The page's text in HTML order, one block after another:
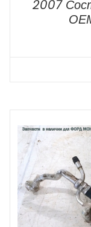
2007